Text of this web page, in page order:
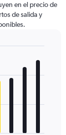
en el precio de
de salida y